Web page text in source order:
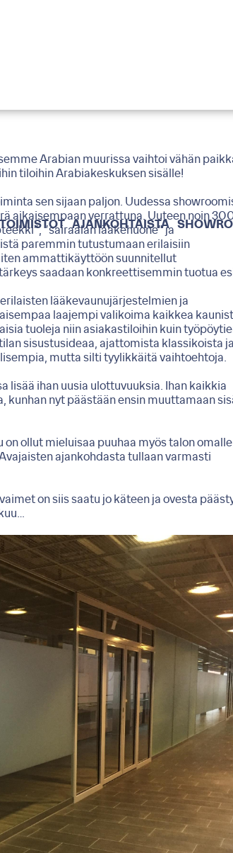
AJANKOHTAISTA
Arabian muurissa vaihtoi vähän
tiloihin Arabiakeskuksen sisälle!
sen sijaan paljon. Uudessa
aikaisempaan verrattuna. Uuteen noin
”sairaalan lääkehuone” ja
paremmin tutustumaan erilaisiin
ammattikäyttöön suunnitellut
saadaan konkreettisemmin tuotua
lääkevaunujärjestelmien ja
laajempi valikoima kaikkea
tuoleja niin asiakastiloihin kuin
sisustusideaa, ajattomista klassikoista ja
mutta silti tyylikkäitä vaihtoehtoja.
lisää ihan uusia ulottuvuuksia. Ihan kaikkia
kunhan nyt päästään ensin muuttamaan
ollut mieluisaa puuhaa myös talon omalle
ajankohdasta tullaan varmasti
on siis saatu jo käteen ja ovesta